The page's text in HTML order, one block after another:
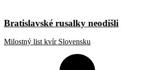
Bratislavské rusalky neodišli
Milostný list kvír Slovensku